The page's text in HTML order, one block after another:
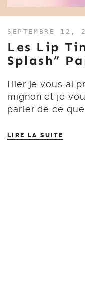
SEPTEMBRE 12,
Les Lip
Splash”
Hier je vous ai
mignon et je
parler de ce que
LIRE LA SUITE